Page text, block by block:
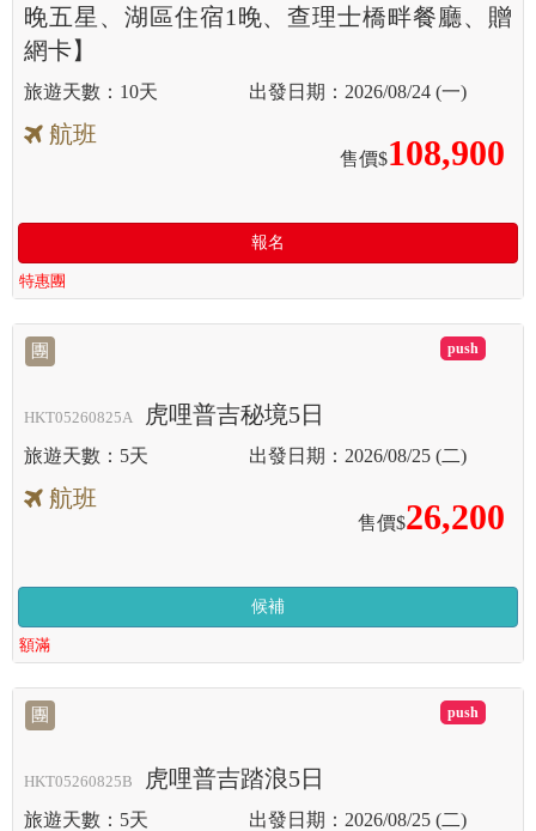
晚五星、湖區住宿1晚、查理士橋畔餐廳、贈
網卡】
10天 2026/08/24 (一)
航班
售價$108,900
報名
特惠團
團
HKT05260825A 虎哩普吉秘境5日
滿
5天 2026/08/25 (二)
航班
售價$26,200
候補
額滿
團
HKT05260825B 虎哩普吉踏浪5日
滿
5天 2026/08/25 (二)